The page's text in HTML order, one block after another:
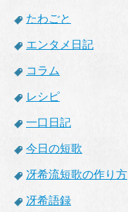
たわごと
エンタメ日記
コラム
レシピ
一口日記
今日の短歌
冴希流短歌の作り方
冴希語録